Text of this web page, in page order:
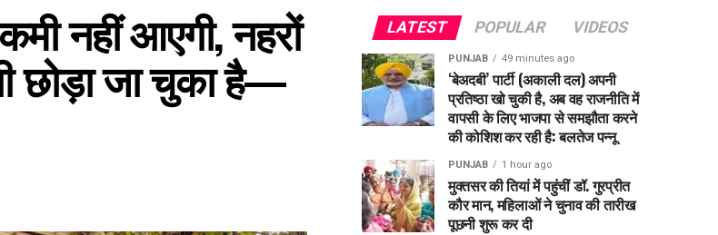
नहीं आएगी, नहरों
छोड़ा जा चुका है—
LATEST POPULAR VIDEOS
PUNJAB 49 minutes ago
‘बेअदबी’ पार्टी (अकाली दल) अपनी
प्रतिष्ठा खो चुकी है, अब वह राजनीति में
वापसी के लिए भाजपा से समझौता करने
की कोशिश कर रही है: बलतेज पन्नू
PUNJAB 1 hour ago
मुक्तसर की तियां में पहुंचीं डॉ. गुरप्रीत
कौर मान, महिलाओं ने चुनाव की तारीख
पूछनी शुरू कर दी